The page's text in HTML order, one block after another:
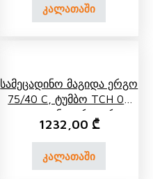
კალათაში
Სამეცადინო Მაგიდა Ერგო
75/40 C, Ტუმბო TCH 07
Და Უკანა Ორი Ორ
Იარუსიანი Თარო
1232,00 ₾
კალათაში